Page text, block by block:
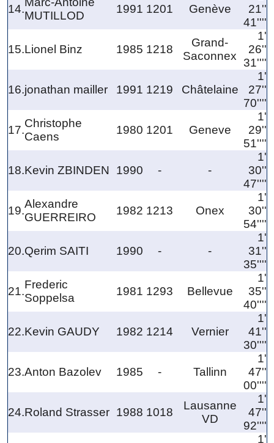
14.
MUTILLOD
1991 1201 Genève
21''
41''''
15.Lionel Binz 1985 1218
Grand-
Saconnex
1'
26''
31''''
16.jonathan mailler 1991 1219 Châtelaine
1'
27''
70''''
17.
Christophe
Caens
1980 1201 Geneve
1'
29''
51''''
18.Kevin ZBINDEN 1990 - -
1'
30''
47''''
19.
Alexandre
GUERREIRO
1982 1213 Onex
1'
30''
54''''
20.Qerim SAITI 1990 - -
1'
31''
35''''
21.
Frederic
Soppelsa
1981 1293 Bellevue
1'
35''
40''''
22.Kevin GAUDY 1982 1214 Vernier
1'
41''
30''''
23.Anton Bazolev 1985 - Tallinn
1'
47''
00''''
24.Roland Strasser 1988 1018
Lausanne
VD
1'
47''
92''''
1'